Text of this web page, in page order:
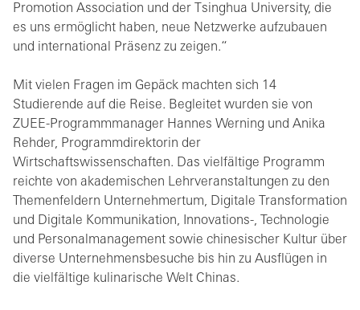
Promotion Association und der Tsinghua University, die
es uns ermöglicht haben, neue Netzwerke aufzubauen
und international Präsenz zu zeigen.“
Mit vielen Fragen im Gepäck machten sich 14
Studierende auf die Reise. Begleitet wurden sie von
ZUEE-Programmmanager Hannes Werning und Anika
Rehder, Programmdirektorin der
Wirtschaftswissenschaften. Das vielfältige Programm
reichte von akademischen Lehrveranstaltungen zu den
Themenfeldern Unternehmertum, Digitale Transformation
und Digitale Kommunikation, Innovations-, Technologie
und Personalmanagement sowie chinesischer Kultur über
diverse Unternehmensbesuche bis hin zu Ausflügen in
die vielfältige kulinarische Welt Chinas.